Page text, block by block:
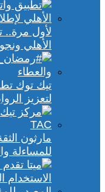
لأول مرة..
الأهلي
تيك توك
لتعزيز
مارثون
للمساءلة